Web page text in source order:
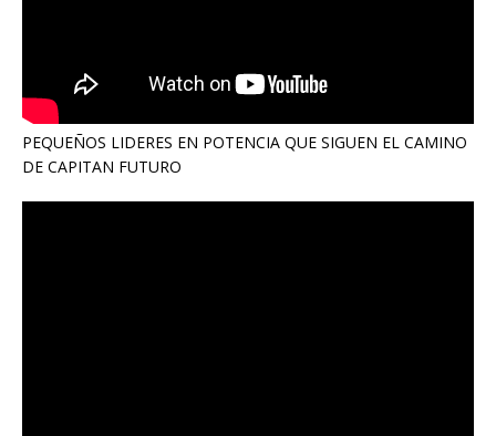
PEQUEÑOS LIDERES EN POTENCIA QUE SIGUEN EL CAMINO
DE CAPITAN FUTURO